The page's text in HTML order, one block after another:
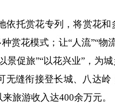
托赏花专列，将赏花和
赏花模式；让“人流”“物
促旅”“以花兴业”，为
无缝衔接登长城、八达
旅游收入达400余万元。